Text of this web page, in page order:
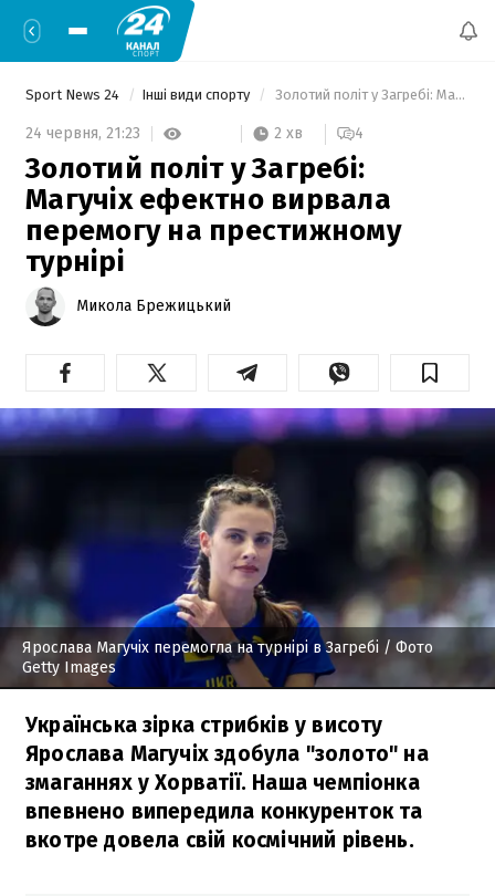
Sport News 24 Інші види спорту Золотий політ у Загребі: Магучіх ефектно вирвала перемогу на престижному турнірі
24 червня, 21:23 2 хв 4
Золотий політ у Загребі:
Магучіх ефектно вирвала
перемогу на престижному
турнірі
Микола Брежицький
Ярослава Магучіх перемогла на турнірі в Загребі / Фото
Getty Images
Українська зірка стрибків у висоту
Ярослава Магучіх здобула "золото" на
змаганнях у Хорватії. Наша чемпіонка
впевнено випередила конкуренток та
вкотре довела свій космічний рівень.